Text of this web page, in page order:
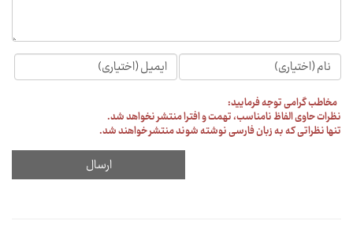
مخاطب گرامی توجه فرمایید:
نظرات حاوی الفاظ نامناسب، تهمت و افترا منتشر نخواهد شد.
تنها نظراتی که به زبان فارسی نوشته شوند منتشر خواهند شد.